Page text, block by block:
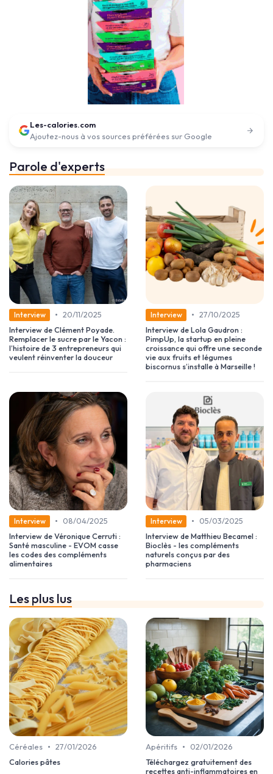
Les-calories.com
Ajoutez-nous à vos sources préférées sur Google
Parole d'experts
Interview • 20/11/2025
Interview de Clément Poyade.
Remplacer le sucre par le Yacon :
l’histoire de 3 entrepreneurs qui
veulent réinventer la douceur
Interview • 27/10/2025
Interview de Lola Gaudron :
PimpUp, la startup en pleine
croissance qui offre une seconde
vie aux fruits et légumes
biscornus s’installe à Marseille !
Interview •
08/04/2025
Interview de Véronique Cerruti :
Santé masculine - EVOM casse
les codes des compléments
alimentaires
Interview •
05/03/2025
Interview de Matthieu Becamel :
Bioclès - les compléments
naturels conçus par des
pharmaciens
Les plus lus
Céréales • 27/01/2026
Calories pâtes
Apéritifs •
02/01/2026
Téléchargez gratuitement des
recettes anti-inflammatoires en